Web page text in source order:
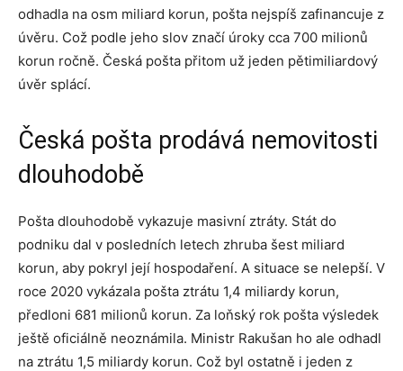
odhadla na osm miliard korun, pošta nejspíš zafinancuje z
úvěru. Což podle jeho slov značí úroky cca 700 milionů
korun ročně. Česká pošta přitom už jeden pětimiliardový
úvěr splácí.
Česká pošta prodává nemovitosti
dlouhodobě
Pošta dlouhodobě vykazuje masivní ztráty. Stát do
podniku dal v posledních letech zhruba šest miliard
korun, aby pokryl její hospodaření. A situace se nelepší. V
roce 2020 vykázala pošta ztrátu 1,4 miliardy korun,
předloni 681 milionů korun. Za loňský rok pošta výsledek
ještě oficiálně neoznámila. Ministr Rakušan ho ale odhadl
na ztrátu 1,5 miliardy korun. Což byl ostatně i jeden z